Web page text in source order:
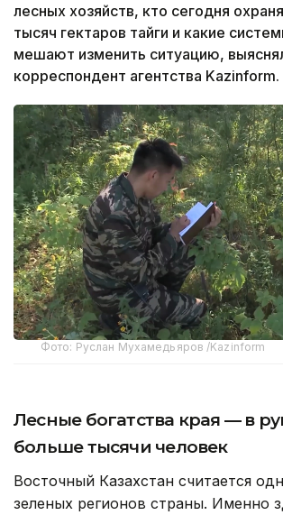
лесных хозяйств, кто сегодня
тысяч гектаров тайги и какие
мешают изменить ситуацию,
корреспондент агентства Kazinform.
Фото: Руслан Мухамедьяров /Kazinform
Лесные богатства края — в
больше тысячи человек
Восточный Казахстан считается
зеленых регионов страны. Именно